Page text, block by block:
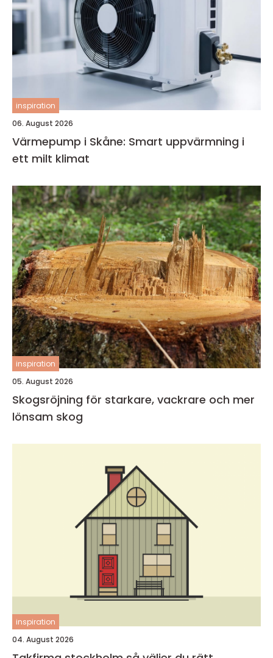
inspiration
06. August 2026
Värmepump i Skåne: Smart uppvärmning i
ett milt klimat
inspiration
05. August 2026
Skogsröjning för starkare, vackrare och mer
lönsam skog
inspiration
04. August 2026